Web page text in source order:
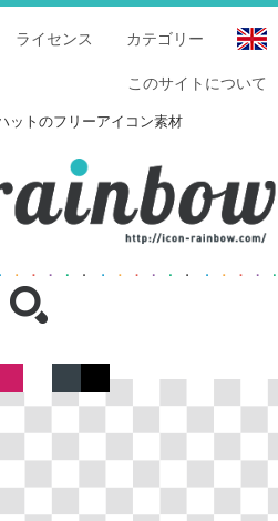
カテゴリー
ライセンス
このサイトについて
ットのフリーアイコン素材